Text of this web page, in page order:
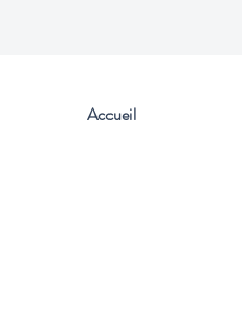
Accueil